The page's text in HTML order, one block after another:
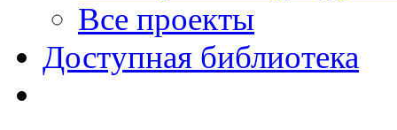
Все проекты
Доступная библиотека